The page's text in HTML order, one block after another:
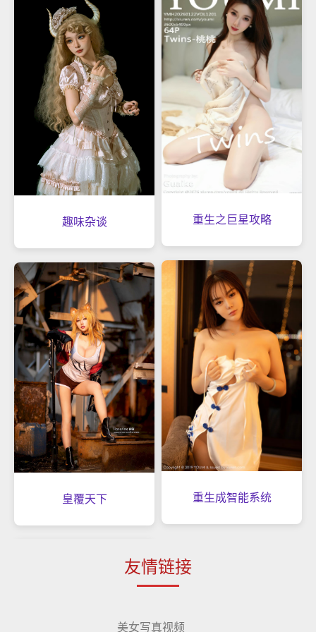
趣味杂谈
皇覆天下
重生之巨星攻略
重生成智能系统
友情链接
美女写真视频